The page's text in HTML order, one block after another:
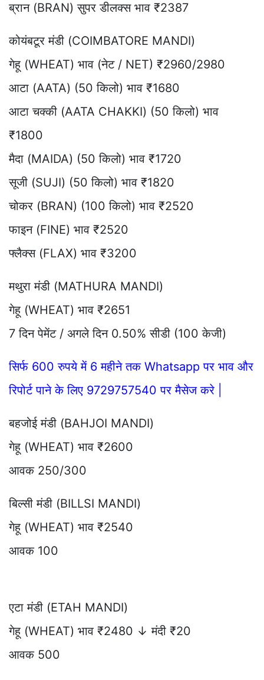
ब्रान (BRAN) सुपर डीलक्स भाव ₹2387
कोयंबटूर मंडी (COIMBATORE MANDI)
गेहू (WHEAT) भाव (नेट / NET) ₹2960/2980
आटा (AATA) (50 किलो) भाव ₹1680
आटा चक्की (AATA CHAKKI) (50 किलो) भाव
₹1800
मैदा (MAIDA) (50 किलो) भाव ₹1720
सूजी (SUJI) (50 किलो) भाव ₹1820
चोकर (BRAN) (100 किलो) भाव ₹2520
फाइन (FINE) भाव ₹2520
फ्लैक्स (FLAX) भाव ₹3200
मथुरा मंडी (MATHURA MANDI)
गेहू (WHEAT) भाव ₹2651
7 दिन पेमेंट / अगले दिन 0.50% सीडी (100 केजी)
सिर्फ 600 रुपये में 6 महीने तक Whatsapp पर भाव और
रिपोर्ट पाने के लिए 9729757540 पर मैसेज करे |
बहजोई मंडी (BAHJOI MANDI)
गेहू (WHEAT) भाव ₹2600
आवक 250/300
बिल्सी मंडी (BILLSI MANDI)
गेहू (WHEAT) भाव ₹2540
आवक 100
एटा मंडी (ETAH MANDI)
गेहू (WHEAT) भाव ₹2480 ↓ मंदी ₹20
आवक 500